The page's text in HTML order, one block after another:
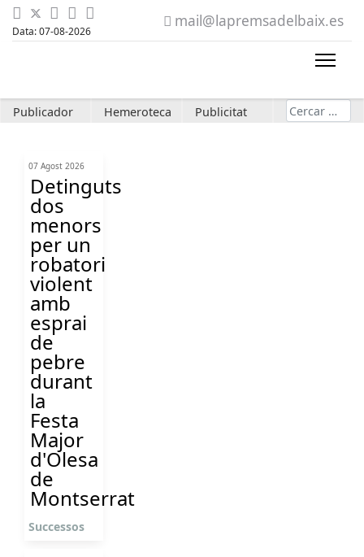
Data: 07-08-2026
mail@lapremsadelbaix.es
Publicador Hemeroteca Publicitat Cerca
07 Agost 2026
Detinguts
dos
menors
per un
robatori
violent
amb
esprai
de
pebre
durant
la
Festa
Major
d'Olesa
de
Montserrat
Successos